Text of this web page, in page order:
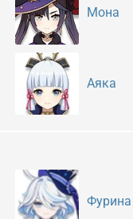
Мона
Аяка
Фурина